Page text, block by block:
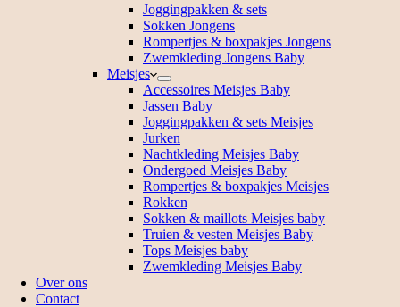
Joggingpakken & sets
Sokken Jongens
Rompertjes & boxpakjes Jongens
Zwemkleding Jongens Baby
Meisjes
Accessoires Meisjes Baby
Jassen Baby
Joggingpakken & sets Meisjes
Jurken
Nachtkleding Meisjes Baby
Ondergoed Meisjes Baby
Rompertjes & boxpakjes Meisjes
Rokken
Sokken & maillots Meisjes baby
Truien & vesten Meisjes Baby
Tops Meisjes baby
Zwemkleding Meisjes Baby
Over ons
Contact